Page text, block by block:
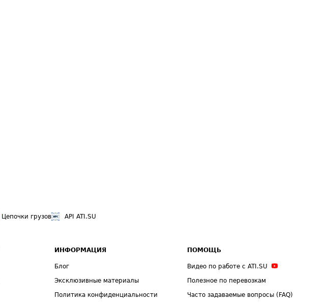
Цепочки грузов API ATI.SU
ИНФОРМАЦИЯ
Блог
Эксклюзивные материалы
Политика конфиденциальности
ПОМОЩЬ
Видео по работе с ATI.SU
Полезное по перевозкам
Часто задаваемые вопросы (FAQ)